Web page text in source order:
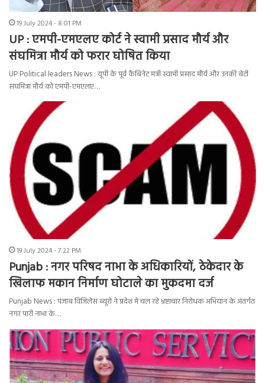
19 July 2024 - 8:01 PM
UP : एमपी-एमएलए कोर्ट ने स्वामी प्रसाद मौर्य और
संघमित्रा मौर्य को फरार घोषित किया
UP Political leaders News : यूपी के पूर्व कैबिनेट मंत्री स्वामी प्रसाद मौर्य और उनकी बेटी
संघमित्रा मौर्य को एमपी-एमएलए…
19 July 2024 - 7:22 PM
Punjab : नगर परिषद नाभा के अधिकारियों, ठेकेदार के
खिलाफ मकान निर्माण घोटाले का मुकदमा दर्ज
Punjab News : पंजाब विजिलेंस ब्यूरो ने प्रदेश में चल रहे भ्रष्टाचार निरोधक अभियान के अंतर्गत
नगर पारी नाभा के…